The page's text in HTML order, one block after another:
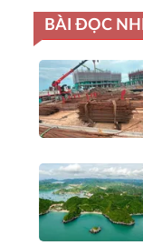
BÀI ĐỌC